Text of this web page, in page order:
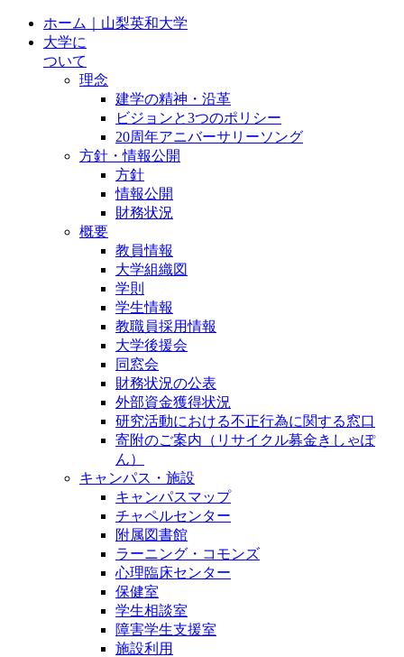
ホーム｜山梨英和大学
大学に
ついて
理念
建学の精神・沿革
ビジョンと3つのポリシー
20周年アニバーサリーソング
方針・情報公開
方針
情報公開
財務状況
概要
教員情報
大学組織図
学則
学生情報
教職員採用情報
大学後援会
同窓会
財務状況の公表
外部資金獲得状況
研究活動における不正行為に関する窓口
寄附のご案内（リサイクル募金きしゃぽ
ん）
キャンパス・施設
キャンパスマップ
チャペルセンター
附属図書館
ラーニング・コモンズ
心理臨床センター
保健室
学生相談室
障害学生支援室
施設利用